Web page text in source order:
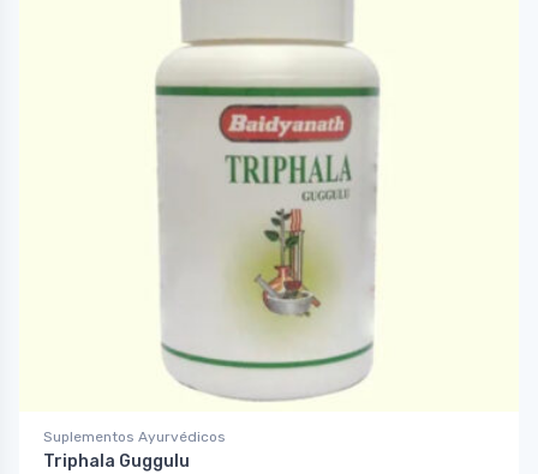
Suplementos Ayurvédicos
Triphala Guggulu